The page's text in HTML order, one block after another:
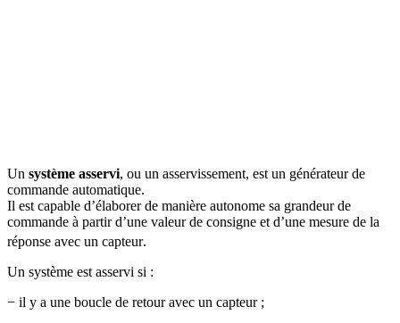
Un système asservi, ou un asservissement, est un générateur de
commande automatique.
Il est capable d’élaborer de manière autonome sa grandeur de
commande à partir d’une valeur de consigne et d’une mesure de la
réponse avec un capteur.
Un système est asservi si :
− il y a une boucle de retour avec un capteur ;